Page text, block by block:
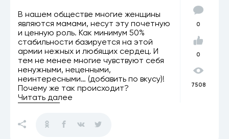
В нашем обществе многие женщины
являются мамами, несут эту почетную
и ценную роль. Как минимум 50%
стабильности базируется на этой
армии нежных и любящих сердец. И
тем не менее многие чувствуют себя
ненужными, неценными,
неинтересными… (добавить по вкусу)!
Почему же так происходит?
Читать далее
0
0
7508